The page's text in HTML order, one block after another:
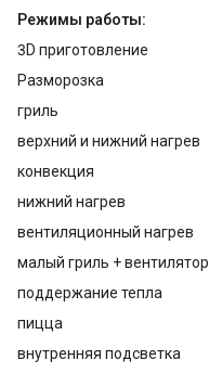
Режимы работы:
3D приготовление
Разморозка
гриль
верхний и нижний нагрев
конвекция
нижний нагрев
вентиляционный нагрев
малый гриль + вентилятор
поддержание тепла
пицца
внутренняя подсветка